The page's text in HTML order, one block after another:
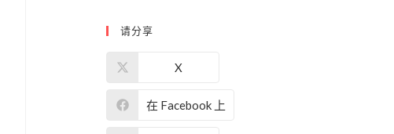
请分享
X
在 Facebook 上